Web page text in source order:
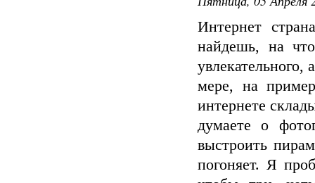
Интернет
найдешь, на
мере, на
интернете
думаете о
выстроить
погоняет. Я